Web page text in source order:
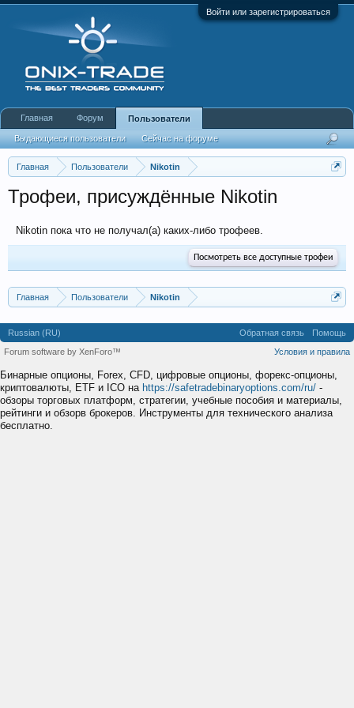
Войти или зарегистрироваться
Главная Пользователи Nikotin
Трофеи, присуждённые Nikotin
Nikotin пока что не получал(а) каких-либо трофеев.
Посмотреть все доступные трофеи
Главная Пользователи Nikotin
Главная Форум Пользователи
Выдающиеся пользователи Сейчас на форуме
Недавняя активность Новые сообщения профиля
Russian (RU) Обратная связь
Помощь
Условия и правила
Forum software by XenForo™
Бинарные опционы, Forex, CFD, цифровые опционы, форекс-опционы,
криптовалюты, ETF и ICO на https://safetradebinaryoptions.com/ru/ -
обзоры торговых платформ, стратегии, учебные пособия и материалы,
рейтинги и обзорв брокеров. Инструменты для технического анализа
бесплатно.